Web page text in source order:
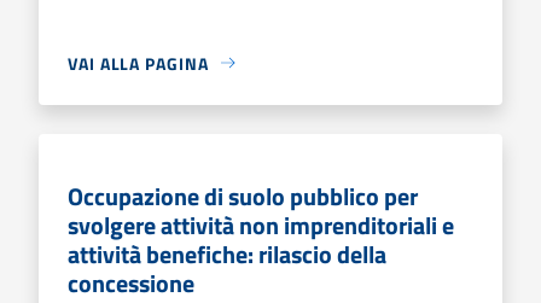
VAI ALLA PAGINA
Occupazione di suolo pubblico per
svolgere attività non imprenditoriali e
attività benefiche: rilascio della
concessione